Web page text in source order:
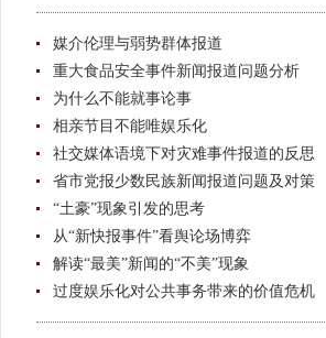
媒介伦理与弱势群体报道
重大食品安全事件新闻报道问题分析
为什么不能就事论事
相亲节目不能唯娱乐化
社交媒体语境下对灾难事件报道的反思
省市党报少数民族新闻报道问题及对策
“土豪”现象引发的思考
从“新快报事件”看舆论场博弈
解读“最美”新闻的“不美”现象
过度娱乐化对公共事务带来的价值危机